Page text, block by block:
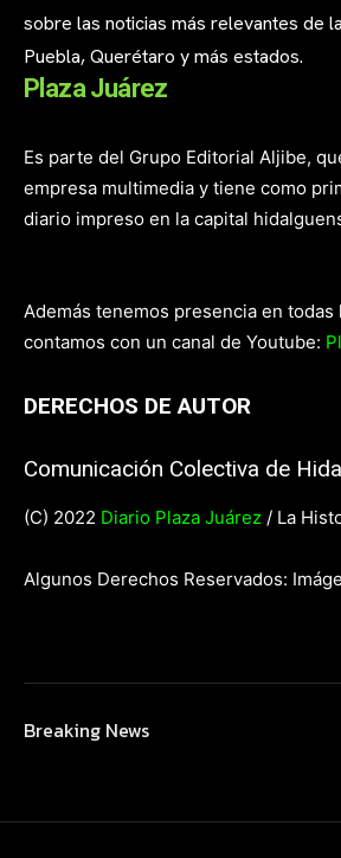
sobre las noticias más relevantes de
Puebla, Querétaro y más estados.
Plaza Juárez
Es parte del Grupo Editorial Aljibe,
empresa multimedia y tiene como
diario impreso en la capital
Además tenemos presencia en
contamos con un canal de Youtube:
DERECHOS DE AUTOR
Comunicación Colectiva de
(C) 2022 Diario Plaza Juárez / La
Algunos Derechos Reservados:
Breaking News